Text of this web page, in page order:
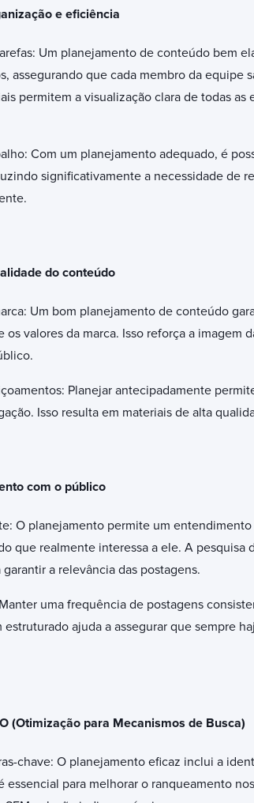
e eficiência
Um planejamento de conteúdo bem
assegurando que cada membro da equipe
permitem a visualização clara de todas as
Com um planejamento adequado, é
significativamente a necessidade de
do conteúdo
Um bom planejamento de conteúdo
os valores da marca. Isso reforça a imagem
Planejar antecipadamente
Isso resulta em materiais de alta
com o público
O planejamento permite um
que realmente interessa a ele. A pesquisa
a relevância das postagens.
uma frequência de postagens
estruturado ajuda a assegurar que sempre
(Otimização para Mecanismos de Busca)
chave: O planejamento eficaz inclui a
essencial para melhorar o ranqueamento